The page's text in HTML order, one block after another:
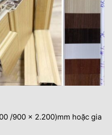
/900 x 2.200)mm hoặc gia